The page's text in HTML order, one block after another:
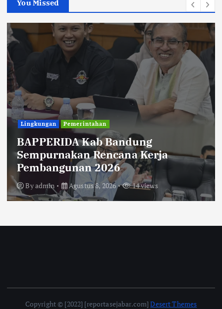
You Missed
Uncategorized
Diberitakan Tanpa Konfirmasi,
Satresnarkoba Polres Cimahi dan
Yayasan Ultra Jadi Korban Narasi
Sepihak
Byadmin Agustus 8, 2026 14 views
Copyright © [2022] [reportasejabar.com]Desert Themes